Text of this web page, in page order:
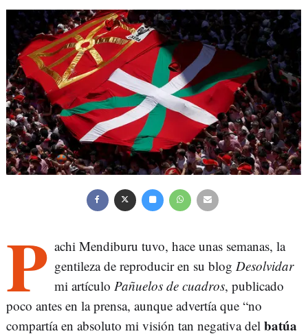
P achi Mendiburu tuvo, hace unas semanas, la
gentileza de reproducir en su blog Desolvidar
mi artículo Pañuelos de cuadros, publicado
poco antes en la prensa, aunque advertía que “no
compartía en absoluto mi visión tan negativa del batúa